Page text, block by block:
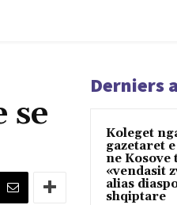
se
Derniers
Koleget
gazetaret
ne Kosove
«vendasit
alias
shqiptare